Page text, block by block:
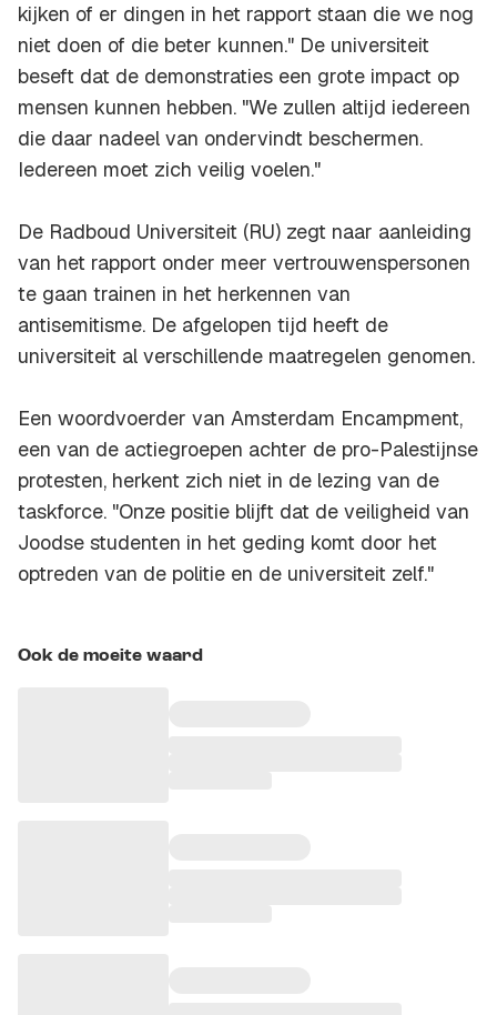
kijken of er dingen in het rapport staan die we nog
niet doen of die beter kunnen." De universiteit
beseft dat de demonstraties een grote impact op
mensen kunnen hebben. "We zullen altijd iedereen
die daar nadeel van ondervindt beschermen.
Iedereen moet zich veilig voelen."
De Radboud Universiteit (RU) zegt naar aanleiding
van het rapport onder meer vertrouwenspersonen
te gaan trainen in het herkennen van
antisemitisme. De afgelopen tijd heeft de
universiteit al verschillende maatregelen genomen.
Een woordvoerder van Amsterdam Encampment,
een van de actiegroepen achter de pro-Palestijnse
protesten, herkent zich niet in de lezing van de
taskforce. "Onze positie blijft dat de veiligheid van
Joodse studenten in het geding komt door het
optreden van de politie en de universiteit zelf."
Ook de moeite waard